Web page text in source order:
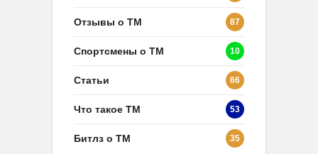
Отзывы о ТМ 87
Спортсмены о ТМ 10
Статьи 66
Что такое ТМ 53
Битлз о ТМ 35